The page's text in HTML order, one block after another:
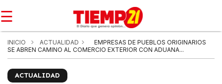
☰
INICIO ACTUALIDAD
EMPRESAS DE PUEBLOS ORIGINARIOS
SE ABREN CAMINO AL COMERCIO EXTERIOR CON ADUANA...
ACTUALIDAD